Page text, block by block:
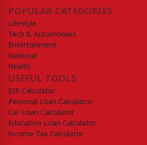
POPULAR CATEGORIES
Lifestyle
Tech & Automobiles
Entertainment
National
Health
USEFUL TOOLS
SIP Calculator
Personal Loan Calculator
Car Loan Calculator
Education Loan Calculator
Income Tax Calculator